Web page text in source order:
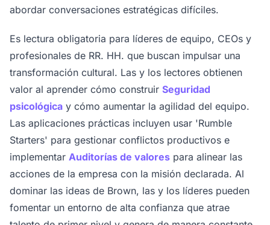
abordar conversaciones estratégicas difíciles.
Es lectura obligatoria para líderes de equipo, CEOs y
profesionales de RR. HH. que buscan impulsar una
transformación cultural. Las y los lectores obtienen
valor al aprender cómo construir Seguridad
psicológica y cómo aumentar la agilidad del equipo.
Las aplicaciones prácticas incluyen usar 'Rumble
Starters' para gestionar conflictos productivos e
implementar Auditorías de valores para alinear las
acciones de la empresa con la misión declarada. Al
dominar las ideas de Brown, las y los líderes pueden
fomentar un entorno de alta confianza que atrae